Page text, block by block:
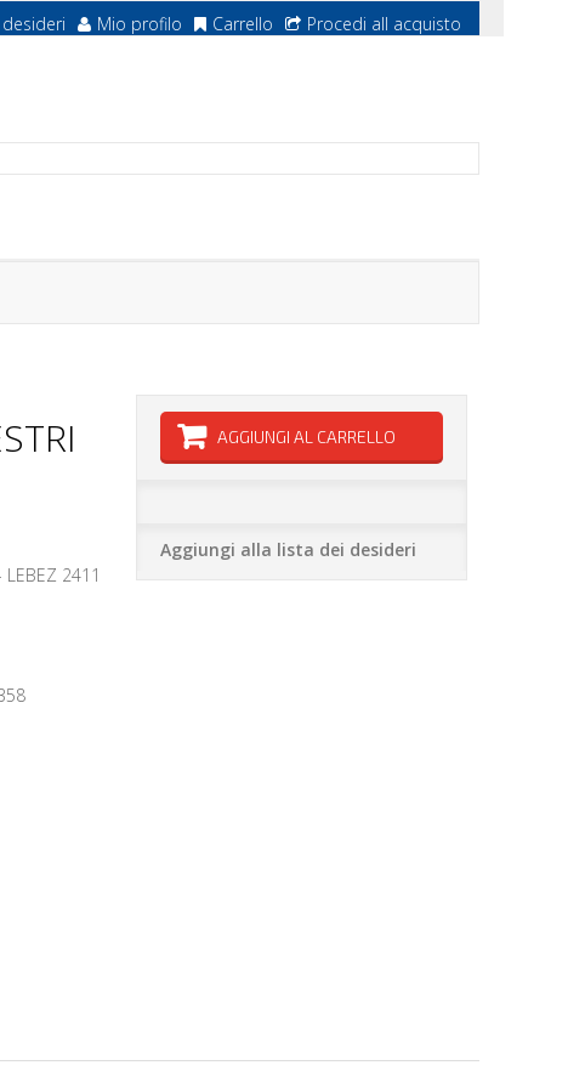
Mio profilo Carrello Procedi all acquisto
LEBEZ 2411
AGGIUNGI AL CARRELLO
Aggiungi alla lista dei desideri